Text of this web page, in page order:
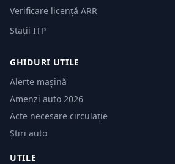
Verificare licență ARR
Stații ITP
GHIDURI UTILE
Alerte mașină
Amenzi auto 2026
Acte necesare circulație
Știri auto
UTILE